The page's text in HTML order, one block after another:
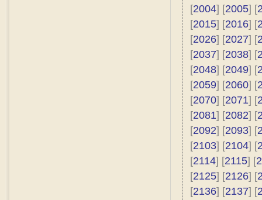
[2004] [2005] [
[2015] [2016] [
[2026] [2027] [
[2037] [2038] [
[2048] [2049] [
[2059] [2060] [
[2070] [2071] [
[2081] [2082] [
[2092] [2093] [
[2103] [2104] [
[2114] [2115] [
[2125] [2126] [
[2136] [2137] [